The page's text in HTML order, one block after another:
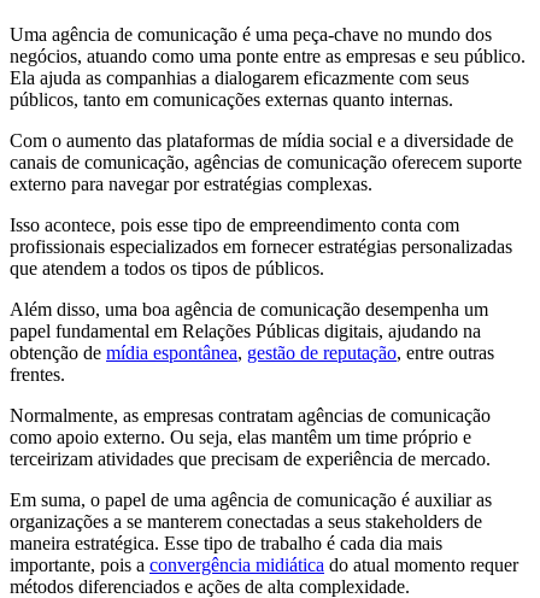
Uma agência de comunicação é uma peça-chave no mundo dos
negócios, atuando como uma ponte entre as empresas e seu público.
Ela ajuda as companhias a dialogarem eficazmente com seus
públicos, tanto em comunicações externas quanto internas.
Com o aumento das plataformas de mídia social e a diversidade de
canais de comunicação, agências de comunicação oferecem suporte
externo para navegar por estratégias complexas.
Isso acontece, pois esse tipo de empreendimento conta com
profissionais especializados em fornecer estratégias personalizadas
que atendem a todos os tipos de públicos.
Além disso, uma boa agência de comunicação desempenha um
papel fundamental em Relações Públicas digitais, ajudando na
obtenção de mídia espontânea, gestão de reputação, entre outras
frentes.
Normalmente, as empresas contratam agências de comunicação
como apoio externo. Ou seja, elas mantêm um time próprio e
terceirizam atividades que precisam de experiência de mercado.
Em suma, o papel de uma agência de comunicação é auxiliar as
organizações a se manterem conectadas a seus stakeholders de
maneira estratégica. Esse tipo de trabalho é cada dia mais
importante, pois a convergência midiática do atual momento requer
métodos diferenciados e ações de alta complexidade.